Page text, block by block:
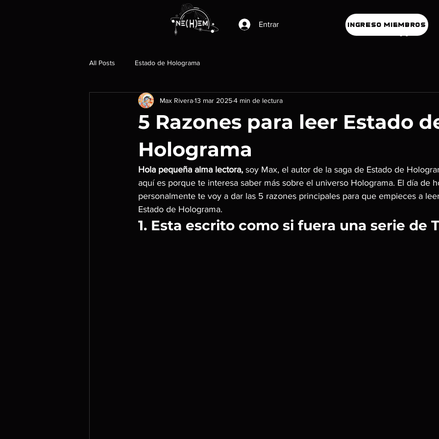
Entrar INGRESO MIEMBROS
All Posts Estado de Holograma
5 Razones para leer Estado
Holograma
Max Rivera13 mar 20254 min de lectura
Hola pequeña alma lectora, soy Max, el autor de la saga de Estado de
aquí es porque te interesa saber más sobre el universo Holograma. El día de
personalmente te voy a dar las 5 razones principales para que empieces a
Estado de Holograma.
1. Esta escrito como si fuera una serie de